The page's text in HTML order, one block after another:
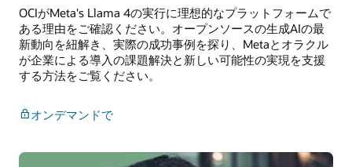
OCIがMeta's Llama 4の実行に理想的なプラットフォームで
ある理由をご確認ください。オープンソースの生成AIの最
新動向を紐解き、実際の成功事例を探り、Metaとオラクル
が企業による導入の課題解決と新しい可能性の実現を支援
する方法をご覧ください。
オンデマンドでオ